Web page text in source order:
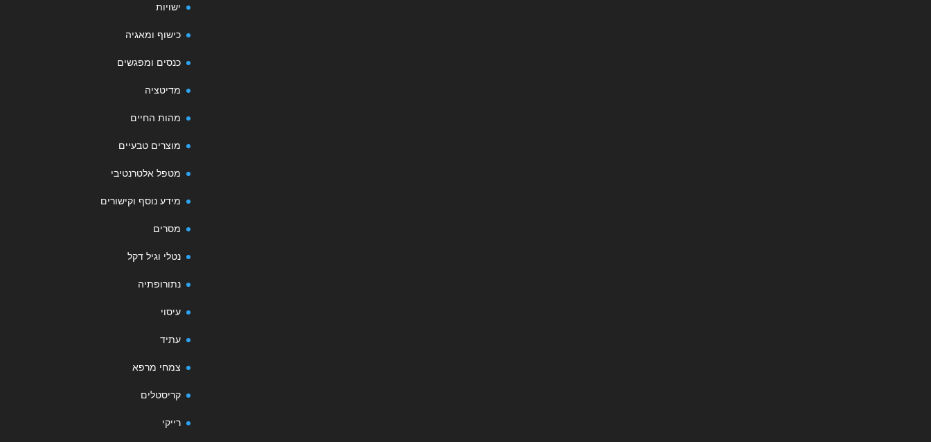
ישויות
כישוף ומאגיה
כנסים ומפגשים
מדיטציה
מהות החיים
מוצרים טבעיים
מטפל אלטרנטיבי
מידע נוסף וקישורים
מסרים
נטלי וגיל דקל
נתורופתיה
עיסוי
עתיד
צמחי מרפא
קריסטלים
רייקי